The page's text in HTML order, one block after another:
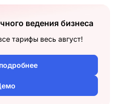
ведения бизнеса
тарифы весь август!